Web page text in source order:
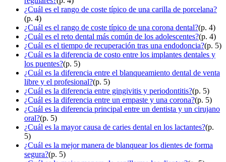
¿Cuál es el rango de coste típico de una carilla de porcelana?
(p. 4)
¿Cuál es el rango de coste típico de una corona dental?(p. 4)
¿Cuál es el reto dental más común de los adolescentes?(p. 4)
¿Cuál es el tiempo de recuperación tras una endodoncia?(p. 5)
¿Cuál es la diferencia de costo entre los implantes dentales y
los puentes?(p. 5)
¿Cuál es la diferencia entre el blanqueamiento dental de venta
libre y el profesional?(p. 5)
¿Cuál es la diferencia entre gingivitis y periodontitis?(p. 5)
¿Cuál es la diferencia entre un empaste y una corona?(p. 5)
¿Cuál es la diferencia principal entre un dentista y un cirujano
oral?(p. 5)
¿Cuál es la mayor causa de caries dental en los lactantes?(p.
5)
¿Cuál es la mejor manera de blanquear los dientes de forma
segura?(p. 5)